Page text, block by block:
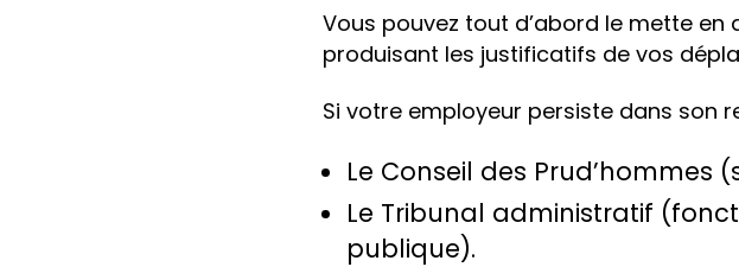
Vous pouvez tout d’abord le mette en
produisant les justificatifs de vos
Si votre employeur persiste dans son
Le Conseil des Prud’hommes
Le Tribunal administratif
publique).